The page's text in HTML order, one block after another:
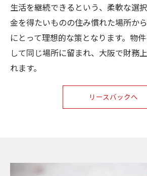
生活を継続できるという、柔軟な選
金を得たいものの住み慣れた場所か
にとって理想的な策となります。物
して同じ場所に留まれ、大阪で財務
れます。
リースバックへ